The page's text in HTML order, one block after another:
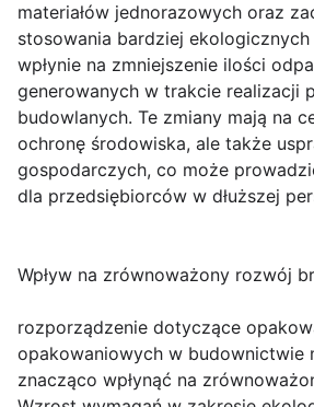
materiałów jednorazowych oraz
stosowania bardziej
wpłynie na zmniejszenie ilości
generowanych w trakcie realizacji
budowlanych. Te zmiany mają na
ochronę środowiska, ale także
gospodarczych, co może
dla przedsiębiorców w dłuższej
Wpływ na zrównoważony rozwój
rozporządzenie dotyczące
opakowaniowych w budownictwie
znacząco wpłynąć na